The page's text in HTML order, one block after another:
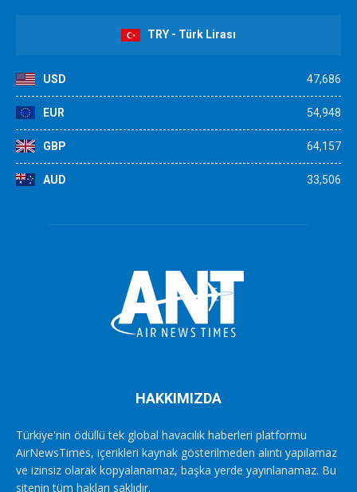
TRY - Türk Lirası
USD 47,686
EUR 54,948
GBP 64,157
AUD 33,506
HAKKIMIZDA
Türkiye'nin ödüllü tek global havacılık haberleri platformu
AirNewsTimes, içerikleri kaynak gösterilmeden alıntı yapılamaz
ve izinsiz olarak kopyalanamaz, başka yerde yayınlanamaz. Bu
sitenin tüm hakları saklıdır.